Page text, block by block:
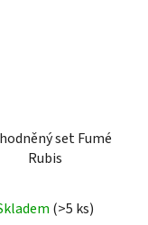
set Fumé
Rubis
(>5 ks)